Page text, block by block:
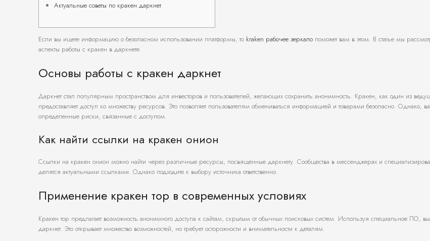
Актуальные советы по кракен даркнет
Если вы ищете информацию о безопасном использовании платформы, то kraken рабочее зеркало поможет вам в этом. В статье мы
аспекты работы с кракен в даркнете.
Основы работы с кракен даркнет
Даркнет стал популярным пространством для инвесторов и пользователей, желающих сохранить анонимность. Кракен, как один из
предоставляет доступ ко множеству ресурсов. Это позволяет пользователям обмениваться информацией и товарами безопасно. Однако,
определенные риски, связанные с доступом.
Как найти ссылки на кракен онион
Ссылки на кракен онион можно найти через различные ресурсы, посвящённые даркнету. Сообщества в мессенджерах и
делятся актуальными ссылками. Однако подходите к выбору источника ответственно.
Применение кракен тор в современных условиях
Кракен тор предлагает возможность анонимного доступа к сайтам, скрытым от обычных поисковых систем. Используя специальное ПО,
даркнет. Это открывает множество возможностей, но требует осторожности и внимательности к деталям.